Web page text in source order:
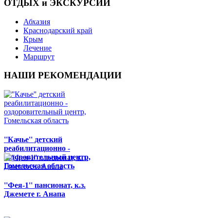
ОТДЫХ и ЭКСКУРСИИ
Абхазия
Краснодарский край
Крым
Лечение
Маршрут
НАШИ РЕКОМЕНДАЦИИ
''Качье'' детский
реабилитационно -
оздоровительный центр,
Гомельская область
''Фея-1'' пансионат, к.з.
Джемете г. Анапа